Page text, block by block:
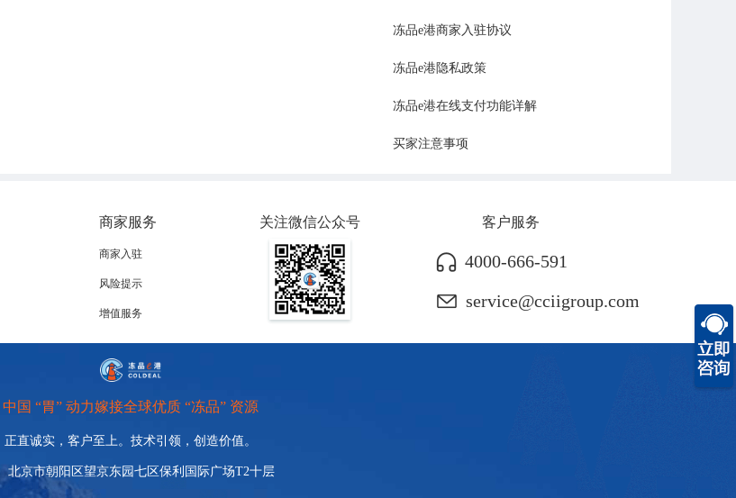
冻品e港商家入驻协议
冻品e港隐私政策
冻品e港在线支付功能详解
买家注意事项
商家服务
商家入驻
风险提示
增值服务
关注微信公众号 客户服务
4000-666-591
service@cciigroup.com
中国 “胃” 动力嫁接全球优质 “冻品” 资源
正直诚实，客户至上。技术引领， 创造价值。
北京市朝阳区望京东园七区保利国际广场T2十层